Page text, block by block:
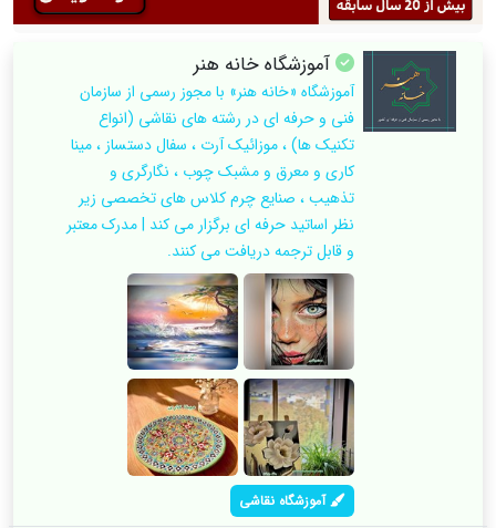
آموزشگاه خانه هنر
آموزشگاه «خانه هنر» با مجوز رسمی از سازمان
فنی و حرفه ای در رشته های نقاشی (انواع
تکنیک ها) ، موزائیک آرت ، سفال دستساز ، مینا
کاری و معرق و مشبک چوب ، نگارگری و
تذهیب ، صنایع چرم کلاس های تخصصی زیر
نظر اساتید حرفه ای برگزار می کند | مدرک معتبر
و قابل ترجمه دریافت می کنند.
آموزشگاه نقاشی